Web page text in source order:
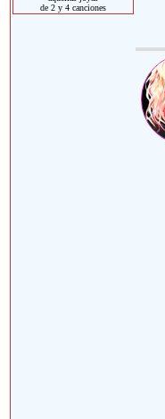
de 2 y 4 canciones